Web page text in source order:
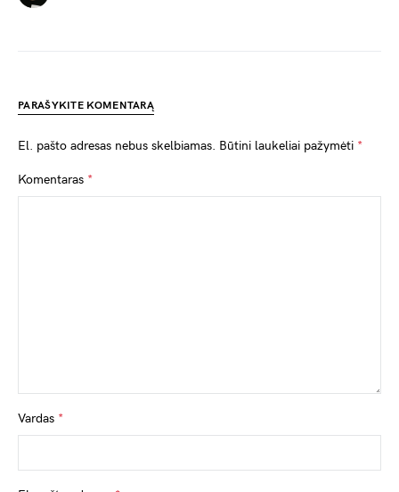
PARAŠYKITE KOMENTARĄ
El. pašto adresas nebus skelbiamas. Būtini laukeliai pažymėti *
Komentaras *
Vardas *